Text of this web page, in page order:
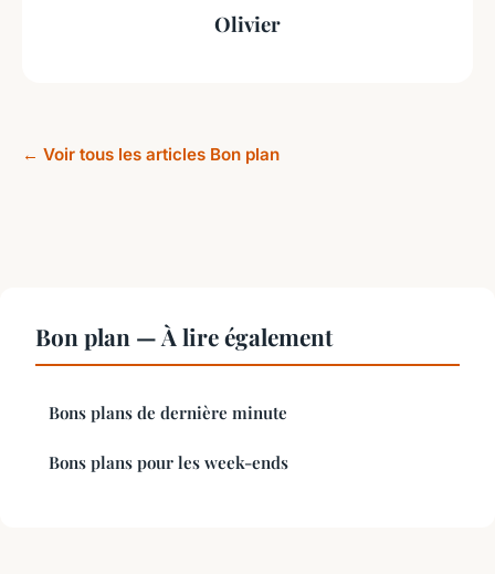
Olivier
← Voir tous les articles Bon plan
Bon plan — À lire également
Bons plans de dernière minute
Bons plans pour les week-ends